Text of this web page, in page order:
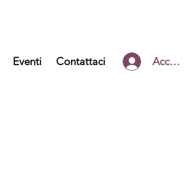
Eventi Contattaci Accedi